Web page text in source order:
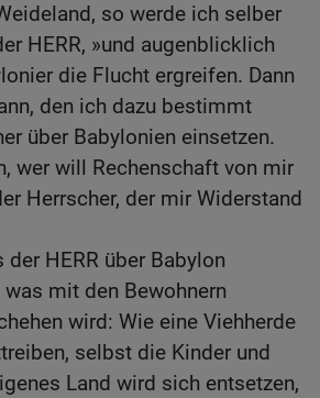
so werde ich selber
HERR, »und augenblicklich
die Flucht ergreifen. Dann
den ich dazu bestimmt
über Babylonien einsetzen.
wer will Rechenschaft von mir
Herrscher, der mir Widerstand
HERR über Babylon
mit den Bewohnern
wird: Wie eine Viehherde
selbst die Kinder und
Land wird sich entsetzen,